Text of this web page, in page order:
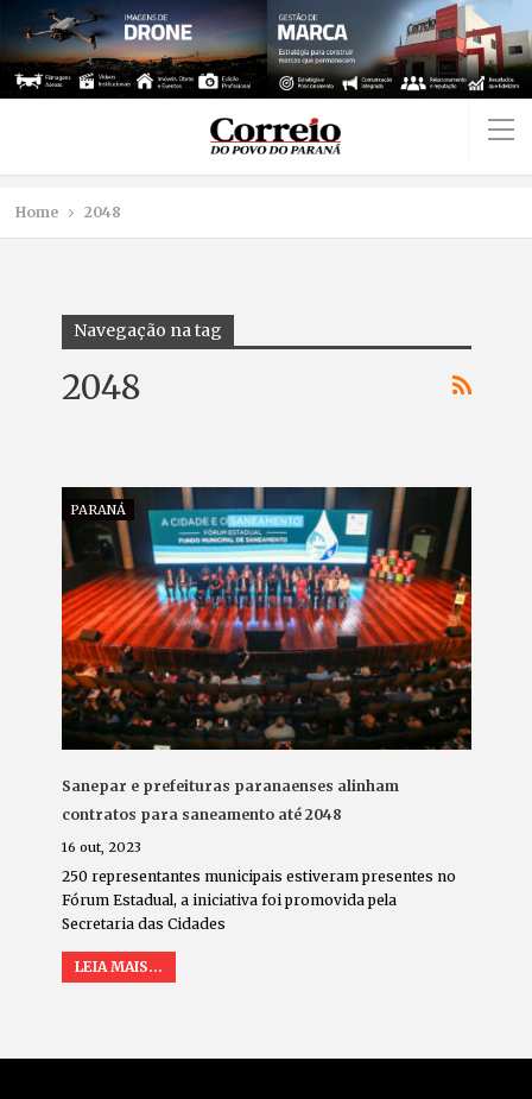
Home 2048
Navegação na tag
2048
PARANÁ
Sanepar e prefeituras paranaenses alinham
contratos para saneamento até 2048
16 out, 2023
250 representantes municipais estiveram presentes no
Fórum Estadual, a iniciativa foi promovida pela
Secretaria das Cidades
LEIA MAIS...